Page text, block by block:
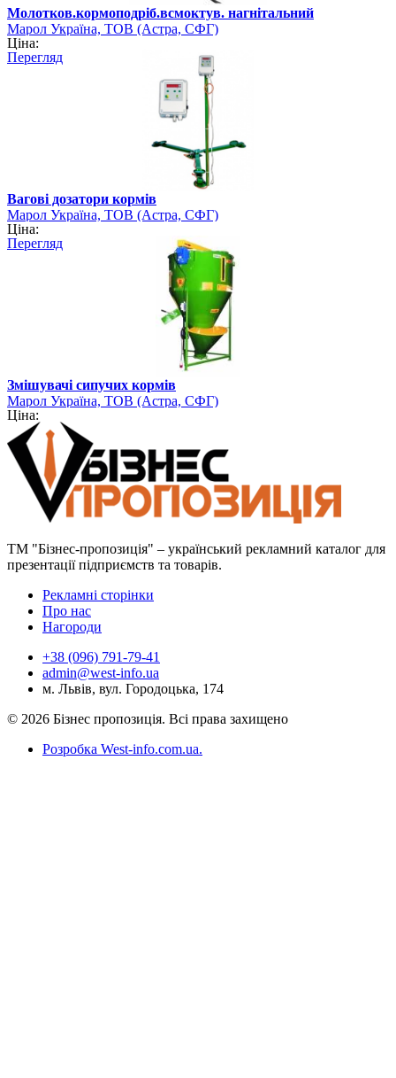
Молотков.кормоподріб.всмоктув. нагнітальний
Марол Україна, ТОВ (Астра, СФГ)
Ціна:
Перегляд
Вагові дозатори кормів
Марол Україна, ТОВ (Астра, СФГ)
Ціна:
Перегляд
Змішувачі сипучих кормів
Марол Україна, ТОВ (Астра, СФГ)
Ціна:
ТМ "Бізнес-пропозиція" – український рекламний каталог для
презентації підприємств та товарів.
Рекламні сторінки
Про нас
Нагороди
+38 (096) 791-79-41
admin@west-info.ua
м. Львів, вул. Городоцька, 174
© 2026 Бізнес пропозиція. Всі права захищено
Розробка West-info.com.ua.